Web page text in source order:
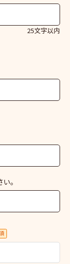
25文字以内
。